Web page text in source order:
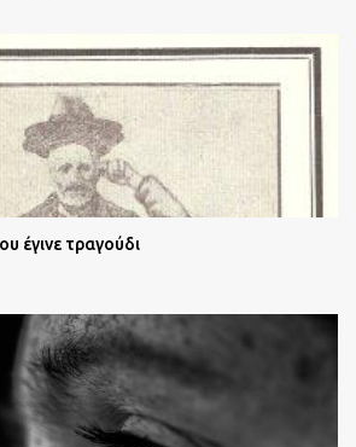
έγινε τραγούδι